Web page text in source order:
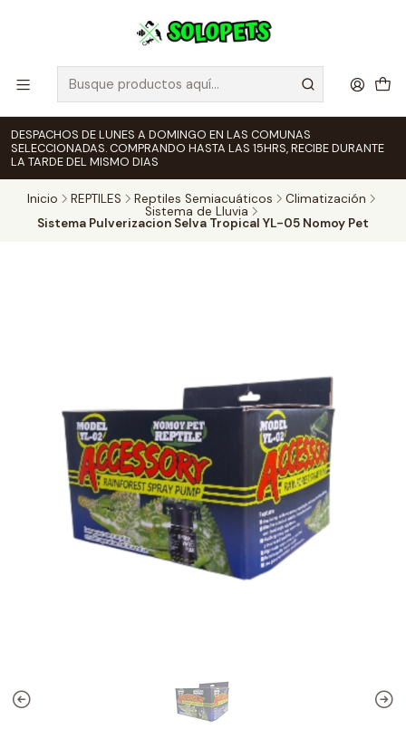
DESPACHOS DE LUNES A DOMINGO EN LAS COMUNAS
SELECCIONADAS. COMPRANDO HASTA LAS 15HRS, RECIBE DURANTE
LA TARDE DEL MISMO DIAS
Inicio REPTILES Reptiles Semiacuáticos
Climatización
Sistema de Lluvia
Sistema Pulverizacion Selva Tropical YL-05 Nomoy Pet